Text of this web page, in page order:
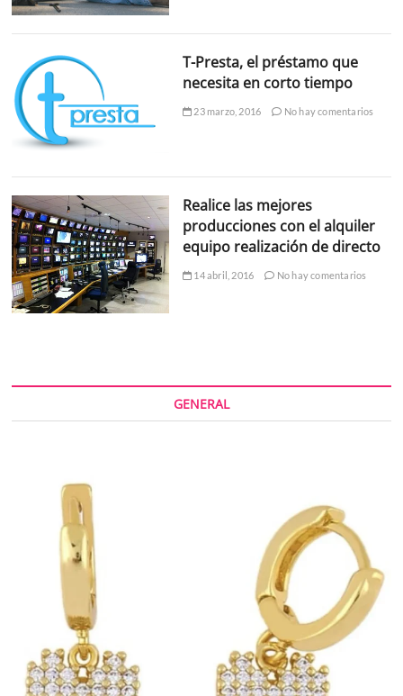
T-Presta, el préstamo que
necesita en corto tiempo
23 marzo, 2016 No hay comentarios
Realice las mejores
producciones con el alquiler
equipo realización de directo
14 abril, 2016 No hay comentarios
GENERAL